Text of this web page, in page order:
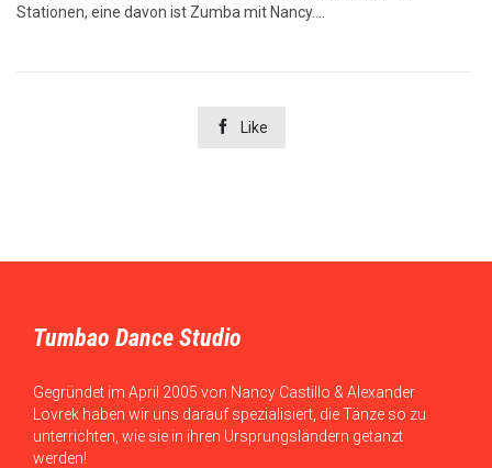
Stationen, eine davon ist Zumba mit Nancy….
 Like
Tumbao Dance Studio
Gegründet im April 2005 von Nancy Castillo & Alexander
Lovrek haben wir uns darauf spezialisiert, die Tänze so zu
unterrichten, wie sie in ihren Ursprungsländern getanzt
werden!